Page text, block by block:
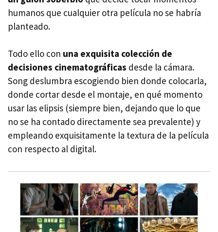
humanos que cualquier otra película no se habría
planteado.
Todo ello con una exquisita colección de
decisiones cinematográficas desde la cámara.
Song deslumbra escogiendo bien donde colocarla,
donde cortar desde el montaje, en qué momento
usar las elipsis (siempre bien, dejando que lo que
no se ha contado directamente sea prevalente) y
empleando exquisitamente la textura de la película
con respecto al digital.